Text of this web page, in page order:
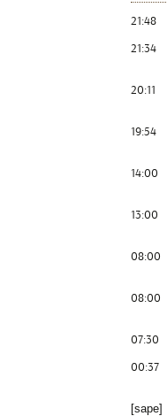
21:48
21:34
20:11
19:54
14:00
13:00
08:00
08:00
07:30
00:37
[sape]